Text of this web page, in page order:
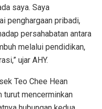
saya. Saya
penghargaan pribadi,
persahabatan antara
melalui pendidikan,
ujar AHY.
Teo Chee Hean
turut mencerminkan